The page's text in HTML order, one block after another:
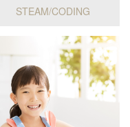
STEAM/CODING